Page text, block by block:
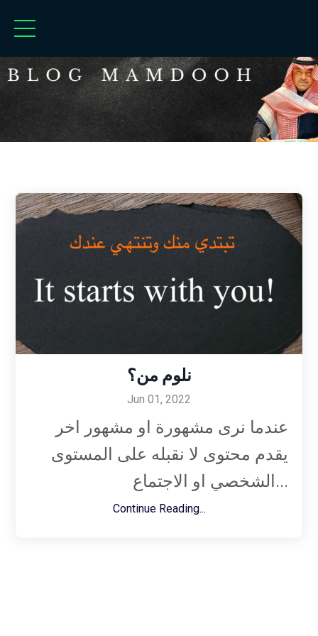
نلوم من؟
Jun 01, 2022
عندما نرى مشهورة او مشهور اخر
يقدم محتوى لا نقبله على المستوى
الشخصي او الاجتماع...
Continue Reading...